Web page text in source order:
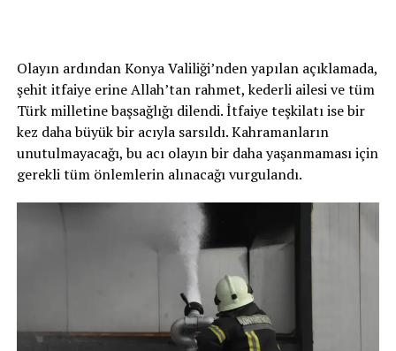
Olayın ardından Konya Valiliği’nden yapılan açıklamada,
şehit itfaiye erine Allah’tan rahmet, kederli ailesi ve tüm
Türk milletine başsağlığı dilendi. İtfaiye teşkilatı ise bir
kez daha büyük bir acıyla sarsıldı. Kahramanların
unutulmayacağı, bu acı olayın bir daha yaşanmaması için
gerekli tüm önlemlerin alınacağı vurgulandı.